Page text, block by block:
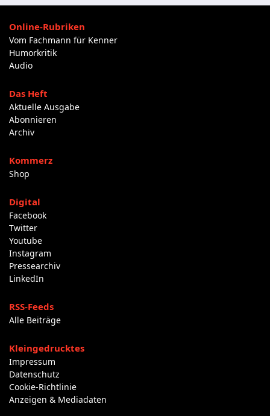
Online-Rubriken
Vom Fachmann für Kenner
Humorkritik
Audio
Das Heft
Aktuelle Ausgabe
Abonnieren
Archiv
Kommerz
Shop
Digital
Facebook
Twitter
Youtube
Instagram
Pressearchiv
LinkedIn
RSS-Feeds
Alle Beiträge
Kleingedrucktes
Impressum
Datenschutz
Cookie-Richtlinie
Anzeigen & Mediadaten